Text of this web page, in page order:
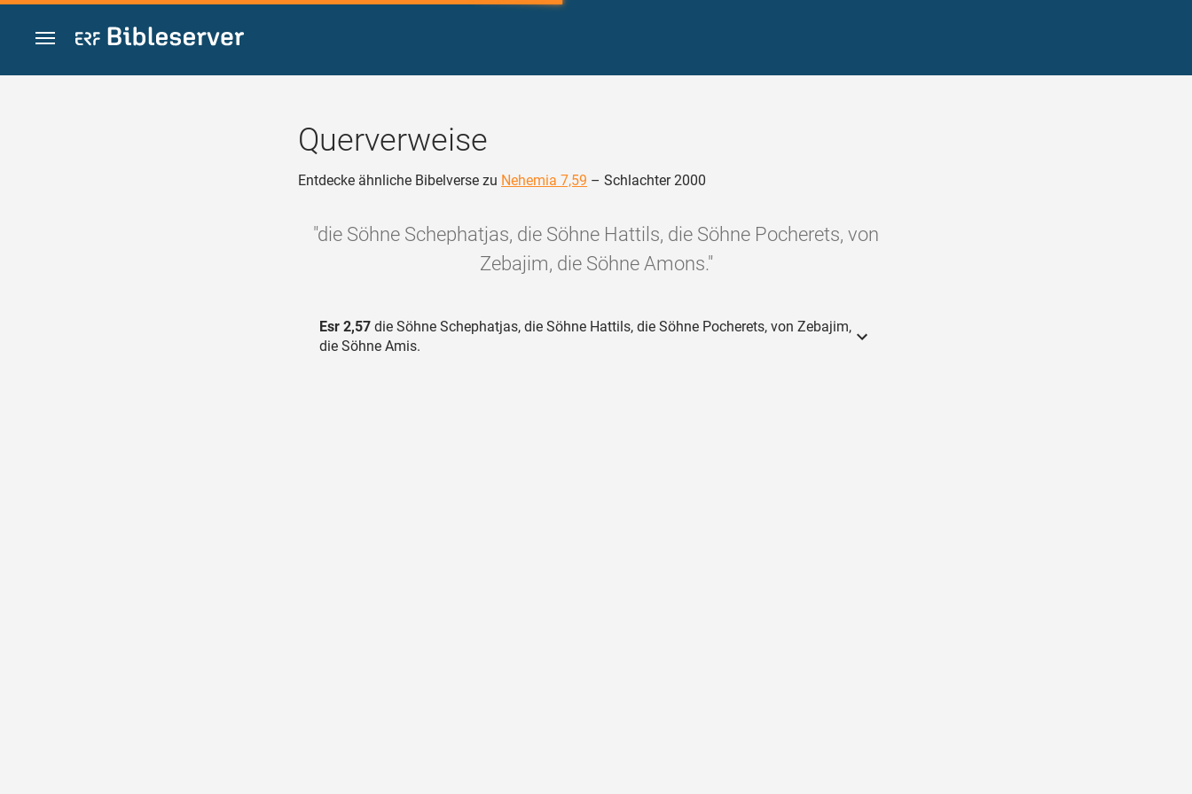
Zum Inhalt springen
Querverweise
Entdecke ähnliche Bibelverse zu Nehemia 7,59 – Schlachter 2000
"die Söhne Schephatjas, die Söhne Hattils, die Söhne Pocherets, von
Zebajim, die Söhne Amons."
Esr 2,57 die Söhne Schephatjas, die Söhne Hattils, die Söhne Pocherets, von Zebajim,
die Söhne Amis.